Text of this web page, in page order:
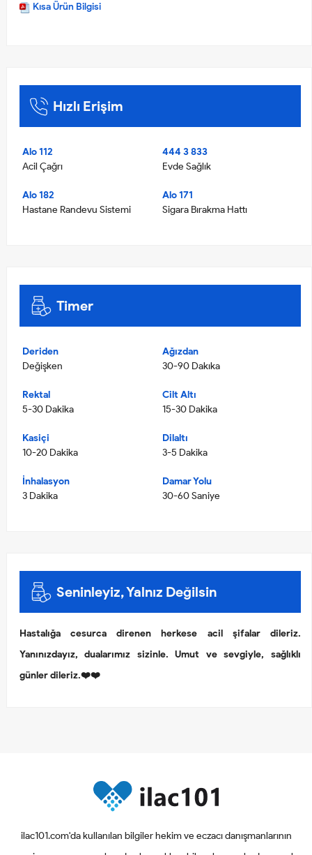
Kısa Ürün Bilgisi
Hızlı Erişim
Alo 112
Acil Çağrı
444 3 833
Evde Sağlık
Alo 182
Hastane Randevu Sistemi
Alo 171
Sigara Bırakma Hattı
Timer
Deriden
Değişken
Ağızdan
30-90 Dakıka
Rektal
5-30 Dakika
Cilt Altı
15-30 Dakika
Kasiçi
10-20 Dakika
Dilaltı
3-5 Dakika
İnhalasyon
3 Dakika
Damar Yolu
30-60 Saniye
Seninleyiz, Yalnız Değilsin
Hastalığa cesurca direnen herkese acil şifalar dileriz.
Yanınızdayız, dualarımız sizinle. Umut ve sevgiyle, sağlıklı
günler dileriz.❤️❤️
ilac101.com'da kullanılan bilgiler hekim ve eczacı danışmanlarının